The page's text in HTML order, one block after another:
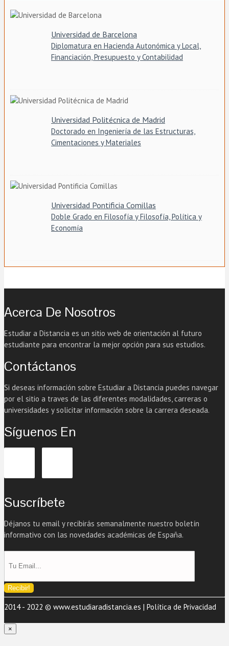
Universidad de Barcelona
Diplomatura en Hacienda Autonómica y Local,
Financiación, Presupuesto y Contabilidad
Universidad Politécnica de Madrid
Doctorado en Ingeniería de las Estructuras,
Cimentaciones y Materiales
Universidad Pontificia Comillas
Doble Grado en Filosofía y Filosofía, Política y
Economía
Acerca De Nosotros
Estudiar a Distancia es un sitio web de orientación al futuro
estudiante para encontrar la mejor opción para sus estudios.
Contáctanos
Si deseas información sobre Estudiar a Distancia puedes navegar
por el sitio a traves de las diferentes modalidades, carreras o
universidades y solicitar información sobre la carrera deseada.
Síguenos En
Suscríbete
Déjanos tu email y recibirás semanalmente nuestro boletín
informativo con las novedades académicas de España.
Recibir!
2014 - 2022 © www.estudiaradistancia.es | Política de Privacidad
×